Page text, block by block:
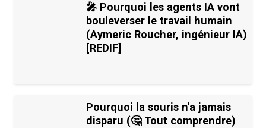
🎤 Pourquoi les agents IA vont
bouleverser le travail humain
(Aymeric Roucher, ingénieur IA)
[REDIF]
Pourquoi la souris n'a jamais
disparu (🤔 Tout comprendre)